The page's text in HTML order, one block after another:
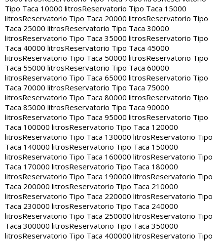
Tipo Taca 10000 litrosReservatorio Tipo Taca 15000
litrosReservatorio Tipo Taca 20000 litrosReservatorio Tipo
Taca 25000 litrosReservatorio Tipo Taca 30000
litrosReservatorio Tipo Taca 35000 litrosReservatorio Tipo
Taca 40000 litrosReservatorio Tipo Taca 45000
litrosReservatorio Tipo Taca 50000 litrosReservatorio Tipo
Taca 55000 litrosReservatorio Tipo Taca 60000
litrosReservatorio Tipo Taca 65000 litrosReservatorio Tipo
Taca 70000 litrosReservatorio Tipo Taca 75000
litrosReservatorio Tipo Taca 80000 litrosReservatorio Tipo
Taca 85000 litrosReservatorio Tipo Taca 90000
litrosReservatorio Tipo Taca 95000 litrosReservatorio Tipo
Taca 100000 litrosReservatorio Tipo Taca 120000
litrosReservatorio Tipo Taca 130000 litrosReservatorio Tipo
Taca 140000 litrosReservatorio Tipo Taca 150000
litrosReservatorio Tipo Taca 160000 litrosReservatorio Tipo
Taca 170000 litrosReservatorio Tipo Taca 180000
litrosReservatorio Tipo Taca 190000 litrosReservatorio Tipo
Taca 200000 litrosReservatorio Tipo Taca 210000
litrosReservatorio Tipo Taca 220000 litrosReservatorio Tipo
Taca 230000 litrosReservatorio Tipo Taca 240000
litrosReservatorio Tipo Taca 250000 litrosReservatorio Tipo
Taca 300000 litrosReservatorio Tipo Taca 350000
litrosReservatorio Tipo Taca 400000 litrosReservatorio Tipo